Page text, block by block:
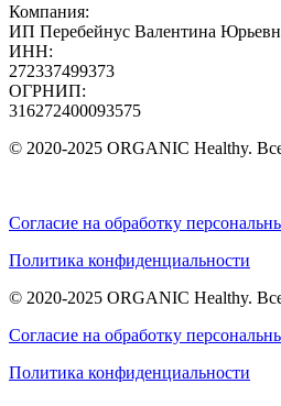
Компания:
ИП Перебейнус Валентина
ИНН:
272337499373
ОГРНИП:
316272400093575
© 2020-2025 ORGANIC Healthy.
Согласие на обработку
Политика конфиденциальности
© 2020-2025 ORGANIC Healthy.
Согласие на обработку
Политика конфиденциальности